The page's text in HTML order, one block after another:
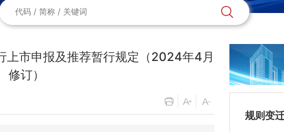
上市申报及推荐暂行规定（2024年4月
修订）
规则变